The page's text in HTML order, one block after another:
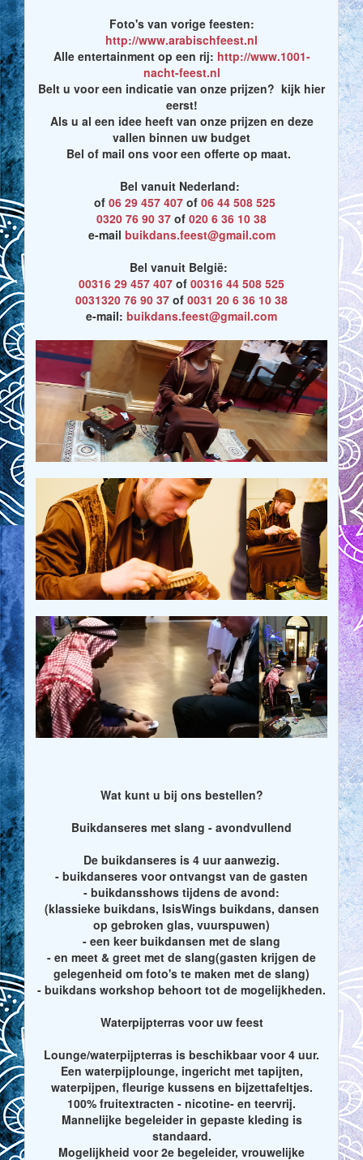
Foto's van vorige feesten:
http://www.arabischfeest.nl
Alle entertainment op een rij: http://www.1001-
nacht-feest.nl
Belt u voor een indicatie van onze prijzen? kijk hier
eerst!
Als u al een idee heeft van onze prijzen en deze
vallen binnen uw budget
Bel of mail ons voor een offerte op maat.
Bel vanuit Nederland:
of 06 29 457 407 of 06 44 508 525
0320 76 90 37 of 020 6 36 10 38
e-mail buikdans.feest@gmail.com
Bel vanuit België:
00316 29 457 407 of 00316 44 508 525
0031320 76 90 37 of 0031 20 6 36 10 38
e-mail: buikdans.feest@gmail.com
Wat kunt u bij ons bestellen?
Buikdanseres met slang - avondvullend
De buikdanseres is 4 uur aanwezig.
- buikdanseres voor ontvangst van de gasten
- buikdansshows tijdens de avond:
(klassieke buikdans, IsisWings buikdans, dansen
op gebroken glas, vuurspuwen)
- een keer buikdansen met de slang
- en meet & greet met de slang(gasten krijgen de
gelegenheid om foto's te maken met de slang)
- buikdans workshop behoort tot de mogelijkheden.
Waterpijpterras voor uw feest
Lounge/waterpijpterras is beschikbaar voor 4 uur.
Een waterpijplounge, ingericht met tapijten,
waterpijpen, fleurige kussens en bijzettafeltjes.
100% fruitextracten - nicotine- en teervrij.
Mannelijke begeleider in gepaste kleding is
standaard.
Mogelijkheid voor 2e begeleider, vrouwelijke